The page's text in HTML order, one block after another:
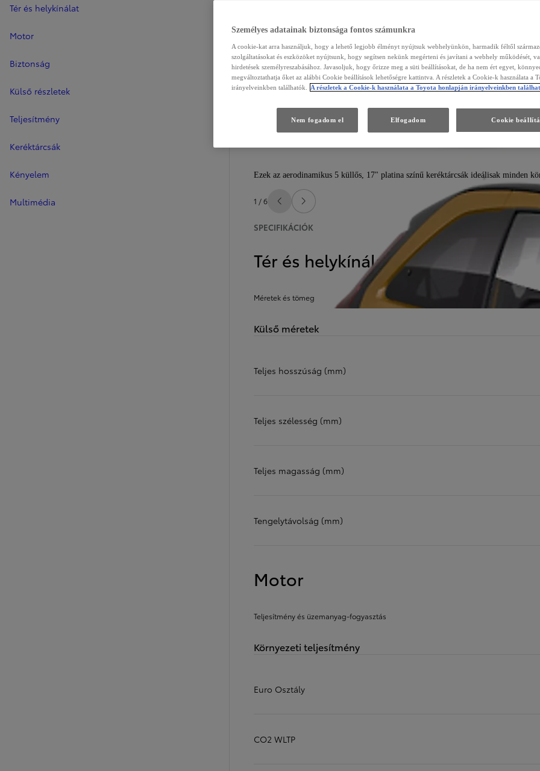
Tér és helykínálat
Motor
Biztonság
Külső részletek
Teljesítmény
Keréktárcsák
Kényelem
Multimédia
Ezek az aerodinamikus 5 küllős, 17" platina színű keréktárcsák ideálisak minden
1 / 6 Visszalépés
Előrelépés
SPECIFIKÁCIÓK
Tér és helykínálat
Méretek és tömeg
Külső méretek
Teljes hosszúság (mm)
Teljes szélesség (mm)
Teljes magasság (mm)
Tengelytávolság (mm)
Motor
Teljesítmény és üzemanyag-fogyasztás
Környezeti teljesítmény
Euro Osztály
CO2 WLTP
Személyes adatainak biztonsága fontos számunkra
A cookie-kat arra használjuk, hogy a lehető legjobb élményt nyújtsuk webhelyünkön, harmadik féltől
szolgáltatásokat és eszközöket nyújtsunk, hogy segítsen nekünk megérteni és javítani a webhely működését,
hirdetések személyreszabásához. Javasoljuk, hogy őrizze meg a süti beállításokat, de ha nem ért egyet,
megváltoztathatja őket az alábbi Cookie beállítások lehetőségre kattintva. A részletek a Cookie-k használata a
irányelveinkben találhatók.
A részletek a Cookie-k használata a Toyota honlapján irányelveinkben
Cookie
Nem fogadom el Elfogadom